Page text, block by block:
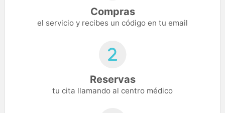
Compras
el servicio y recibes un código en tu email
Reservas
tu cita llamando al centro médico